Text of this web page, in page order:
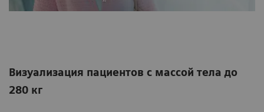
Визуализация пациентов с массой тела до
280 кг